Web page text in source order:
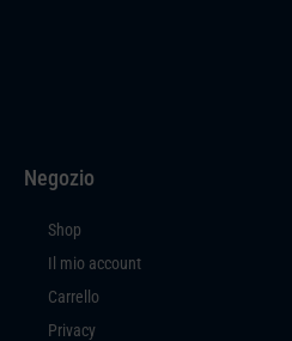
Negozio
Shop
Il mio account
Carrello
Privacy